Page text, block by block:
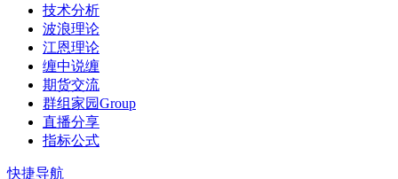
技术分析
波浪理论
江恩理论
缠中说缠
期货交流
群组家园Group
直播分享
指标公式
快捷导航